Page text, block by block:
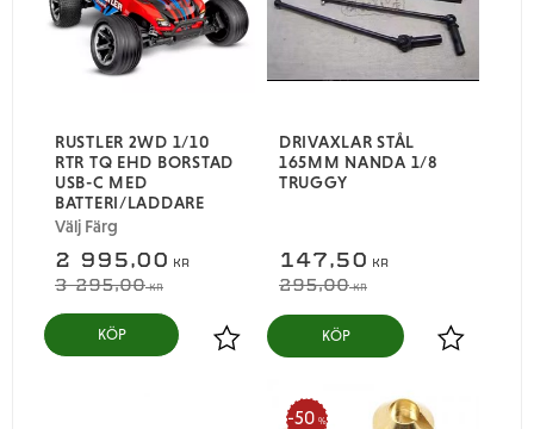
RUSTLER 2WD 1/10
RTR TQ EHD BORSTAD
USB-C MED
BATTERI/LADDARE
Välj Färg
2 995,00 KR
3 295,00KR
Lägg till i favoriter
DRIVAXLAR STÅL
165MM NANDA 1/8
TRUGGY
147,50 KR
295,00KR
Lägg till i
KÖP
50 %